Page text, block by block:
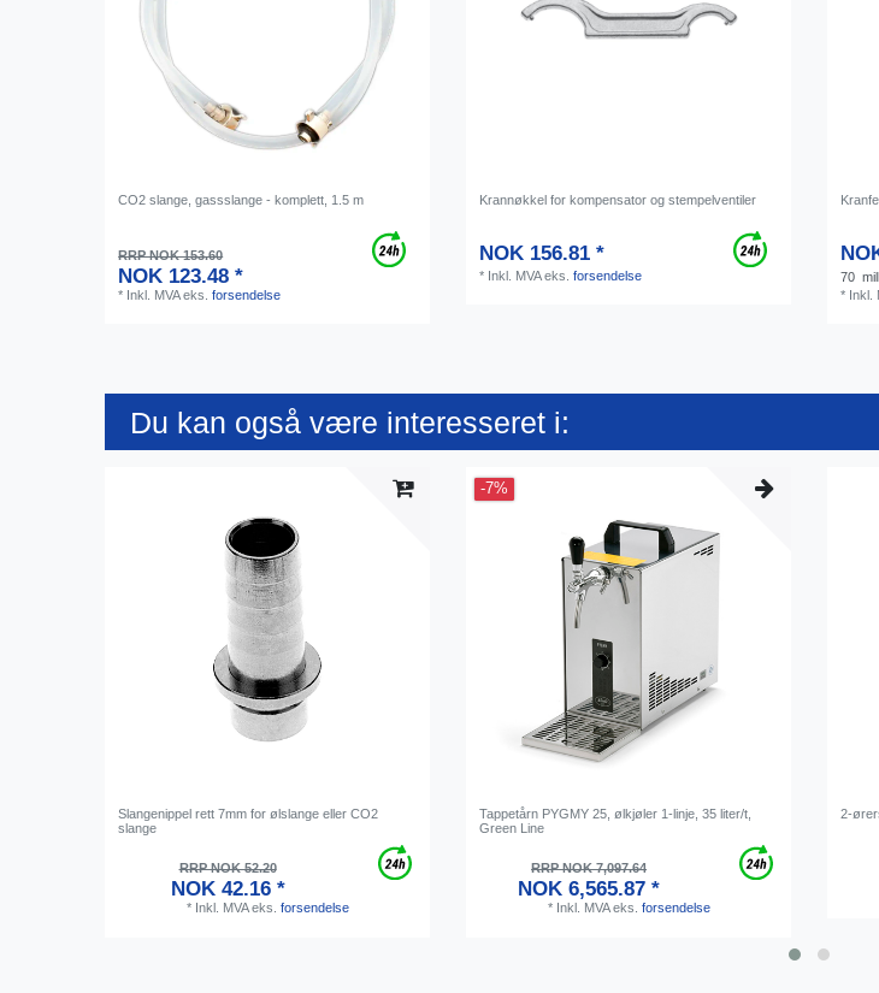
CO2 slange, gassslange - komplett, 1.5 m
RRP NOK 153.60
NOK 123.48 *
* Inkl. MVAeks.forsendelse
Krannøkkel for kompensator og stempelventiler
NOK 156.81 *
* Inkl. MVAeks.forsendelse 70
* Inkl.
Du kan også være interesseret i:
Slangenippel rett 7mm for ølslange eller CO2
slange
RRP NOK 52.20
NOK 42.16 *
* Inkl. MVAeks. forsendelse
-7%
Tappetårn PYGMY 25, ølkjøler 1-linje, 35 liter/t,
Green Line
RRP NOK 7,097.64
NOK 6,565.87 *
* Inkl. MVAeks. forsendelse
2-